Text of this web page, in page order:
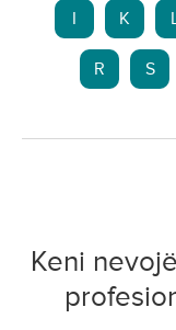
K
R S
Keni